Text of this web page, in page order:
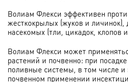
Волиам Флекси эффективен
жесткокрылых (жуков и личинок),
насекомых (тли, цикадок, клопов
Волиам Флекси может
растений и почвенно: при
поливные системы, в том числе и
почвенном применении